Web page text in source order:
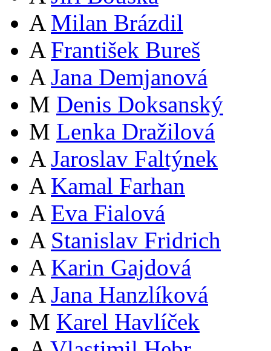
A Milan Brázdil
A František Bureš
A Jana Demjanová
M Denis Doksanský
M Lenka Dražilová
A Jaroslav Faltýnek
A Kamal Farhan
A Eva Fialová
A Stanislav Fridrich
A Karin Gajdová
A Jana Hanzlíková
M Karel Havlíček